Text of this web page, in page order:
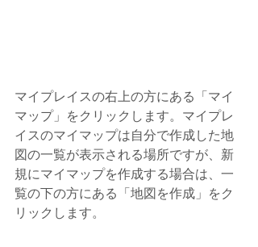
マイプレイスの右上の方にある「マイ
マップ」をクリックします。マイプレ
イスのマイマップは自分で作成した地
図の一覧が表示される場所ですが、新
規にマイマップを作成する場合は、一
覧の下の方にある「地図を作成」をク
リックします。